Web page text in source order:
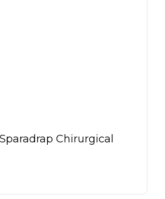
Chirurgical